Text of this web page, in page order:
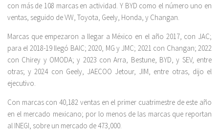
con más de 108 marcas en actividad. Y BYD como el número uno en
ventas, seguido de VW, Toyota, Geely, Honda, y Changan.
Marcas que empezaron a llegar a México en el año 2017, con JAC;
para el 2018-19 llegó BAIC; 2020, MG y JMC; 2021 con Changan; 2022
con Chirey y OMODA; y 2023 con Arra, Bestune, BYD, y SEV, entre
otras; y 2024 con Geely, JAECOO Jetour, JIM, entre otras, dijo el
ejecutivo.
Con marcas con 40,182 ventas en el primer cuatrimestre de este año
en el mercado mexicano; por lo menos de las marcas que reportan
al INEGI, sobre un mercado de 473,000.